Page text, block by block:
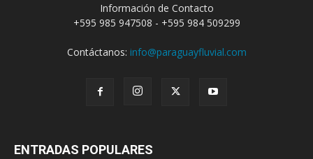
Información de Contacto
+595 985 947508 - +595 984 509299
Contáctanos: info@paraguayfluvial.com
ENTRADAS POPULARES